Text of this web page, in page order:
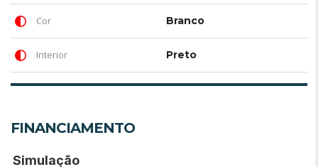
Cor Branco
Interior Preto
FINANCIAMENTO